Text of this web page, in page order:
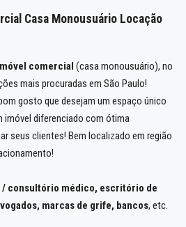
Casa Monousuário Locação
comercial (casa monousuário), no
mais procuradas em São Paulo!
gosto que desejam um espaço único
imóvel diferenciado com ótima
seus clientes! Bem localizado em região
consultório médico, escritório de
marcas de grife, bancos, etc.